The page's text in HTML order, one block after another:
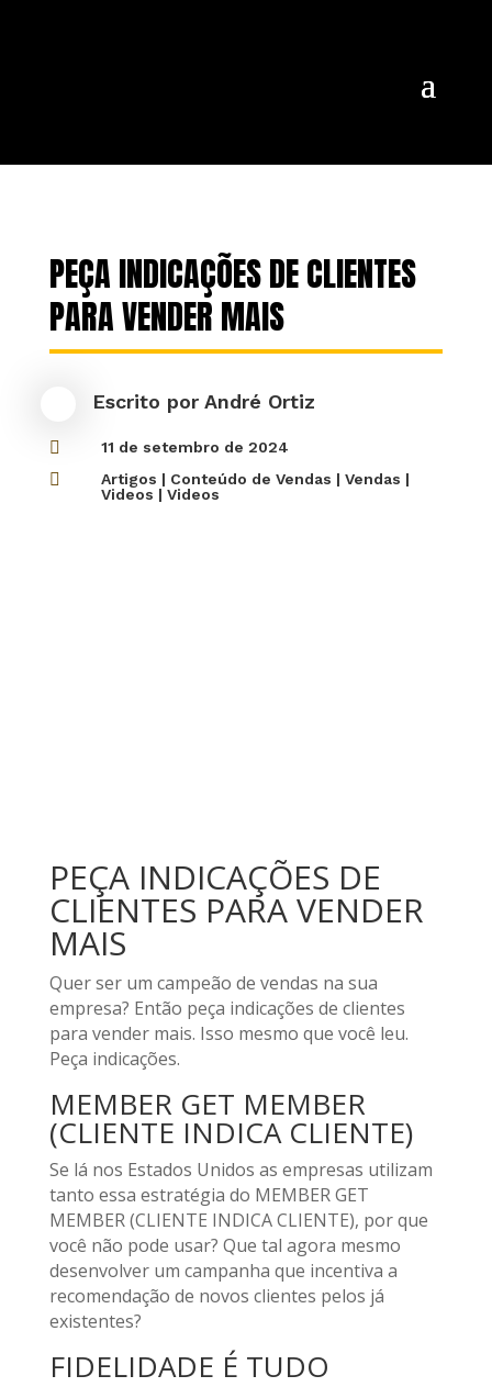
PEÇA INDICAÇÕES DE CLIENTES
PARA VENDER MAIS
Escrito por André Ortiz
 11 de setembro de 2024
 Artigos | Conteúdo de Vendas | Vendas |
Videos | Videos
PEÇA INDICAÇÕES DE
CLIENTES PARA VENDER
MAIS
Quer ser um campeão de vendas na sua
empresa? Então peça indicações de clientes
para vender mais. Isso mesmo que você leu.
Peça indicações.
MEMBER GET MEMBER
(CLIENTE INDICA CLIENTE)
Se lá nos Estados Unidos as empresas utilizam
tanto essa estratégia do MEMBER GET
MEMBER (CLIENTE INDICA CLIENTE), por que
você não pode usar? Que tal agora mesmo
desenvolver um campanha que incentiva a
recomendação de novos clientes pelos já
existentes?
FIDELIDADE É TUDO